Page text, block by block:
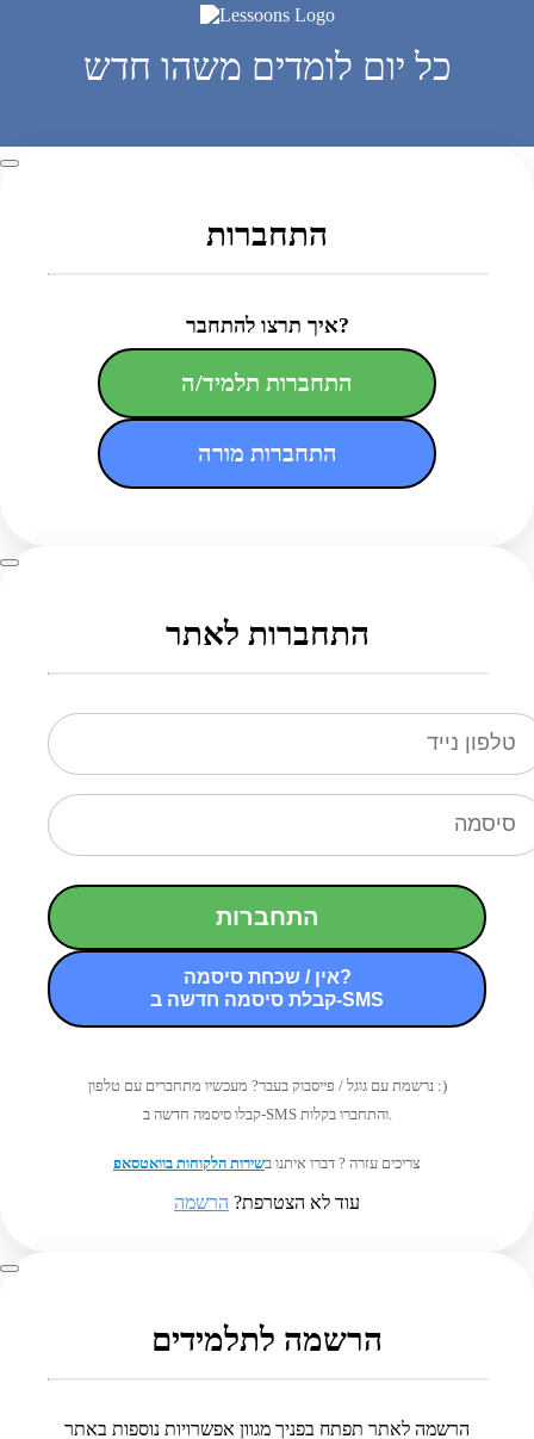
כל יום לומדים משהו חדש
התחברות
איך תרצו להתחבר?
התחברות תלמיד/ה
התחברות מורה
התחברות לאתר
התחברות
אין / שכחת סיסמה?
קבלת סיסמה חדשה ב-SMS
נרשמת עם גוגל / פייסבוק בעבר? מעכשיו מתחברים עם טלפון :)
קבלו סיסמה חדשה ב-SMS והתחברו בקלות.
צריכים עזרה ? דברו איתנו בשירות הלקוחות בוואטסאפ
עוד לא הצטרפת? הרשמה
הרשמה לתלמידים
הרשמה לאתר תפתח בפניך מגוון אפשרויות נוספות באתר